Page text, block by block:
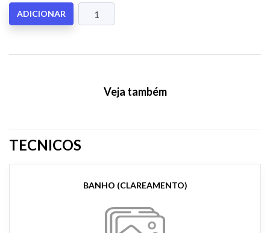
ADICIONAR
Veja também
TECNICOS
BANHO (CLAREAMENTO)